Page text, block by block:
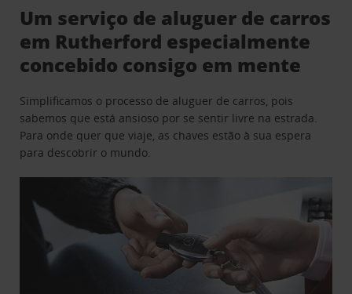
Um serviço de aluguer de carros
em Rutherford especialmente
concebido consigo em mente
Simplificamos o processo de aluguer de carros, pois
sabemos que está ansioso por se sentir livre na estrada.
Para onde quer que viaje, as chaves estão à sua espera
para descobrir o mundo.